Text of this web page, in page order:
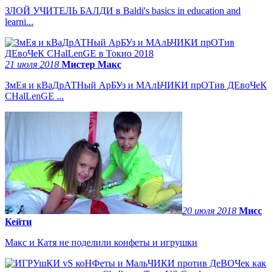
ЗЛОЙ УЧИТЕЛЬ БАЛДИ в Baldi's basics in education and
learni...
21 июля 2018 Мистер Макс
ЗмЕя и кВаДрАТНый АрБУз и МАлЬЧИКИ прОТив ДЕвоЧеК
CHalLenGE ...
20 июля 2018 Мисс
Кейти
Макс и Катя не поделили конфеты и игрушки